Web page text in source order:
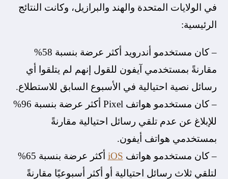
في الولايات المتحدة والهند والبرازيل، وكانت النتائج
الرئيسية:
– كان مستخدمو أندرويد أكثر عرضة بنسبة 58%
مقارنةً بمستخدمي آيفون للقول إنهم لم يتلقوا أي
رسائل نصية احتيالية في الأسبوع السابق للاستطلاع.
– كان مستخدمو هواتف Pixel أكثر عرضة بنسبة 96%
للإبلاغ عن عدم تلقي رسائل احتيالية مقارنةً
بمستخدمي هواتف أيفون.
– كان مستخدمو هواتف iOS
أكثر عرضة بنسبة 65%
لتلقي ثلاث رسائل احتيالية أو أكثر أسبوعيًا مقارنةً